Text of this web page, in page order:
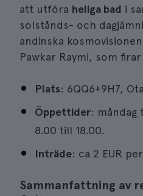
att utföra heliga bad i
solstånds- och
andinska
Pawkar Raymi, som
Plats: 6QQ6+9H7,
Öppettider: måndag
8.00 till 18.00.
Inträde: ca 2 EUR
Sammanfattning av